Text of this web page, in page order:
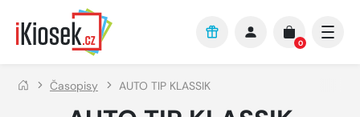
Přejít na hlavní obsah
0
Časopisy AUTO TIP KLASSIK